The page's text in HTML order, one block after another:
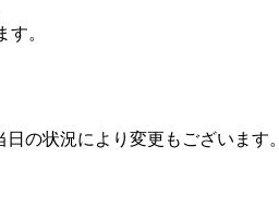
。
の状況により変更もございます。